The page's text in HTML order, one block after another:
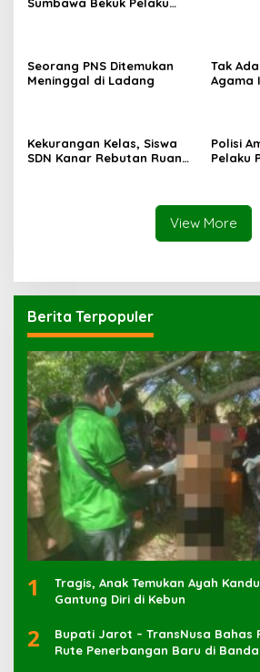
Seorang PNS Ditemukan
Meninggal di Ladang
Tak
Agama
Kekurangan Kelas, Siswa
SDN Kanar Rebutan Ruang
Polisi
Pelaku
View More
Berita Terpopuler
1
Tragis, Anak Temukan Ayah
Gantung Diri di Kebun
2
Bupati Jarot – TransNusa Bahas
Rute Penerbangan Baru di